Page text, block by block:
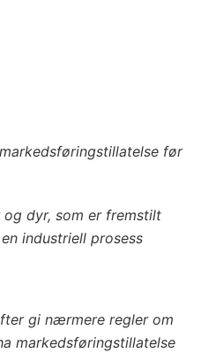
før
og dyr, som er fremstilt
industriell prosess
gi nærmere regler om
markedsføringstillatelse